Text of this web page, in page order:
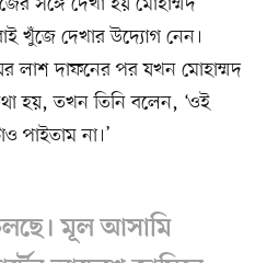
খুঁজে দেখার উদ্যোগ নেন।
লাশ দাফনের পর যখন মোহাম্মদ
হয়, তখন তিনি বলেন, ‘ওই
পাইতাম না।’
মূল আসামি